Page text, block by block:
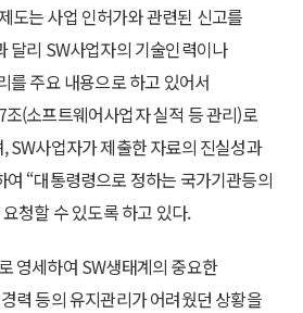
도는 사업 인허가와 관련된 신고를
달리 SW사업자의 기술인력이나
를 주요 내용으로 하고 있어서
(소프트웨어사업자 실적 등 관리)로
SW사업자가 제출한 자료의 진실성과
“대통령령으로 정하는 국가기관등의
청할 수 있도록 하고 있다.
영세하여 SW생태계의 중요한
력 등의 유지관리가 어려웠던 상황을